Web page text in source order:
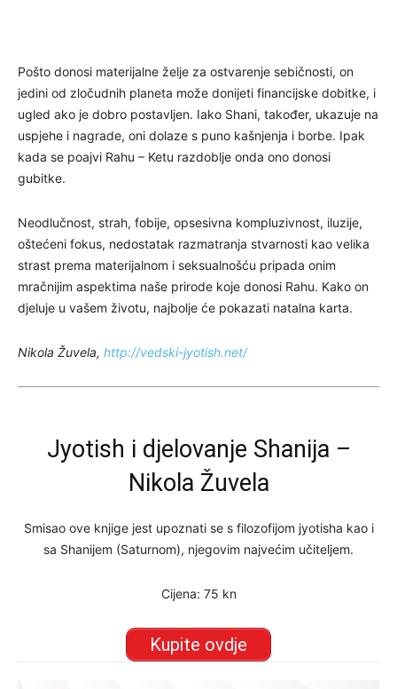
Pošto donosi materijalne želje za ostvarenje sebičnosti, on
jedini od zločudnih planeta može donijeti financijske dobitke, i
ugled ako je dobro postavljen. Iako Shani, također, ukazuje na
uspjehe i nagrade, oni dolaze s puno kašnjenja i borbe. Ipak
kada se poajvi Rahu – Ketu razdoblje onda ono donosi
gubitke.
Neodlučnost, strah, fobije, opsesivna kompluzivnost, iluzije,
oštećeni fokus, nedostatak razmatranja stvarnosti kao velika
strast prema materijalnom i seksualnošću pripada onim
mračnijim aspektima naše prirode koje donosi Rahu. Kako on
djeluje u vašem životu, najbolje će pokazati natalna karta.
Nikola Žuvela, http://vedski-jyotish.net/
Jyotish i djelovanje Shanija –
Nikola Žuvela
Smisao ove knjige jest upoznati se s filozofijom jyotisha kao i
sa Shanijem (Saturnom), njegovim najvećim učiteljem.
Cijena: 75 kn
Kupite ovdje